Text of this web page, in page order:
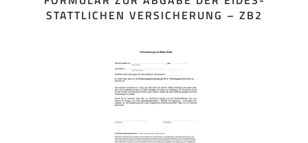
STATTLICHEN VERSICHERUNG – ZB2